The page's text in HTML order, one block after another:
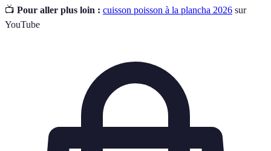
📺 Pour aller plus loin : cuisson poisson à la plancha 2026 sur
YouTube